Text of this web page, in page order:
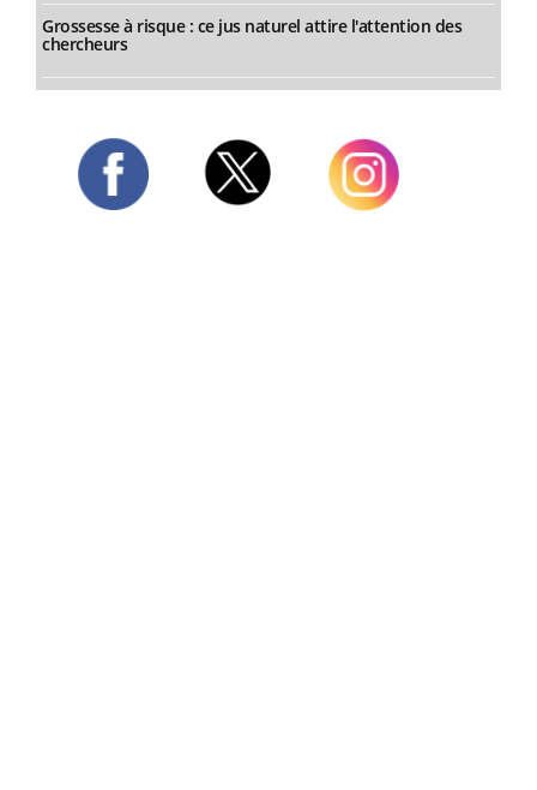
Grossesse à risque : ce jus naturel attire l'attention des
chercheurs